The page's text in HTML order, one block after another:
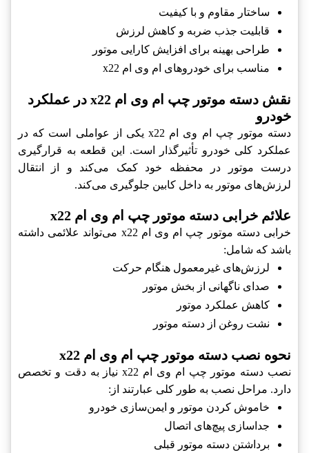
ساختار مقاوم و با کیفیت
قابلیت جذب ضربه و کاهش لرزش
طراحی بهینه برای افزایش کارایی موتور
مناسب برای خودروهای ام وی ام x22
نقش دسته موتور چپ ام وی ام x22 در عملکرد
خودرو
دسته موتور چپ ام وی ام x22 یکی از عواملی است که در
عملکرد کلی خودرو تأثیرگذار است. این قطعه به قرارگیری
درست موتور در محفظه خود کمک می‌کند و از انتقال
لرزش‌های موتور به داخل کابین جلوگیری می‌کند.
علائم خرابی دسته موتور چپ ام وی ام x22
خرابی دسته موتور چپ ام وی ام x22 می‌تواند علائمی داشته
باشد که شامل:
لرزش‌های غیرمعمول هنگام حرکت
صدای ناگهانی از بخش موتور
کاهش عملکرد موتور
نشت روغن از دسته موتور
نحوه نصب دسته موتور چپ ام وی ام x22
نصب دسته موتور چپ ام وی ام x22 نیاز به دقت و تخصص
دارد. مراحل نصب به طور کلی عبارتند از:
خاموش کردن موتور و ایمن‌سازی خودرو
جداسازی پیچ‌های اتصال
برداشتن دسته موتور قبلی